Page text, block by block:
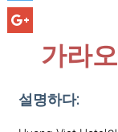
가라
설명하다:
Twitter
Google+